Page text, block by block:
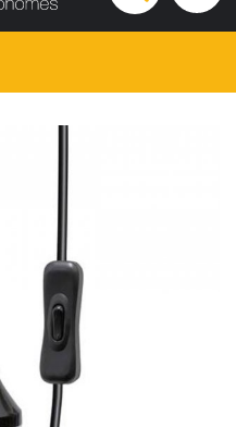
Rechercher